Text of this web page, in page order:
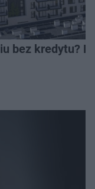
bez kredytu?